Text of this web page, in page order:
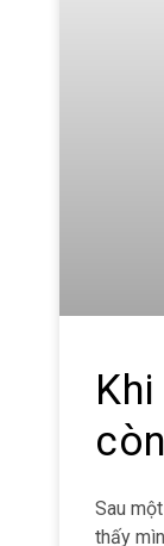
Sau
thấy